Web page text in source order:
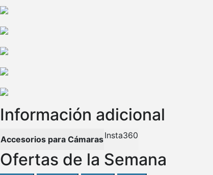
Información adicional
Accesorios para CámarasInsta360
Ofertas de la Semana